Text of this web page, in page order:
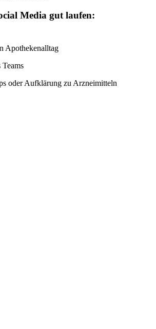
Media gut laufen:
Apothekenalltag
Teams
oder Aufklärung zu Arzneimitteln